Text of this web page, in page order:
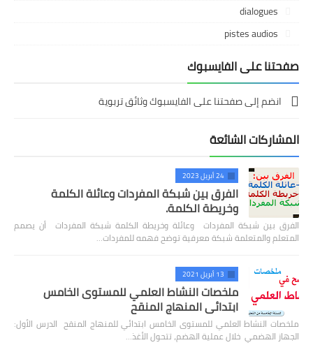
dialogues
pistes audios
صفحتنا على الفايسبوك
انضم إلى صفحتنا على الفايسبوك وثائق تربوية
المشاركات الشائعة
24 أبريل 2023
الفرق بين شبكة المفردات وعائلة الكلمة
وخريطة الكلمة.
الفرق بين شبكة المفردات وعائلة وخريطة الكلمة شبكة المفردات أن يصمم
المتعلم والمتعلمة شبكة معرفية توضح فهمه للمفردات…
13 أبريل 2021
ملخصات النشاط العلمي للمستوى الخامس
ابتدائي المنهاج المنقح
ملخصات النشاط العلمي للمستوى الخامس ابتدائي للمنهاج المنقح الدرس الأول:
الجهاز الهضمي خلال عملية الهضم، تتحول الأغذ…